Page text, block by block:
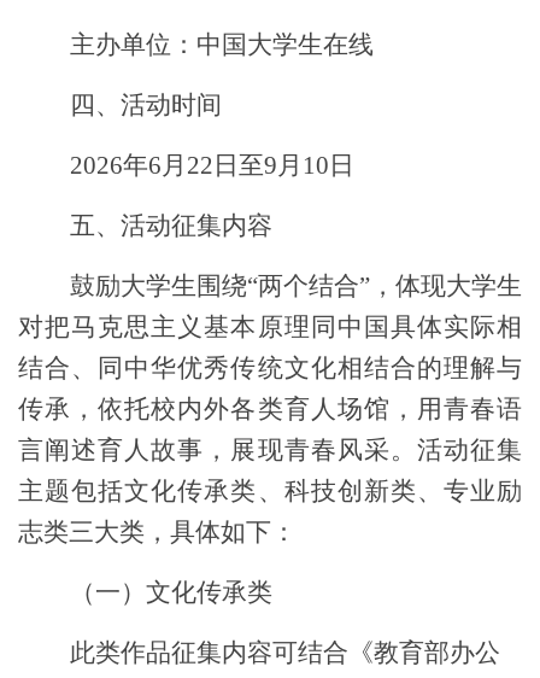
主办单位：中国大学生在线
四、活动时间
2026年6月 22 日至9月 10 日
五、活动征集内容
鼓励大学生 围绕“两个结合” ，体现大学生
对把马克思主义基本原理同中国具体实际相
结合、同中华优秀传统文化相结合的理解与
传承，依托校内外各类育人场馆，用青春语
言阐述育人故事，展现青春风采。活动征集
主题包括文化传承类、科技创新类、专业励
志类三大类，具体如下：
（一）文化传承类
此类作品征集内容可结合《教育部办公